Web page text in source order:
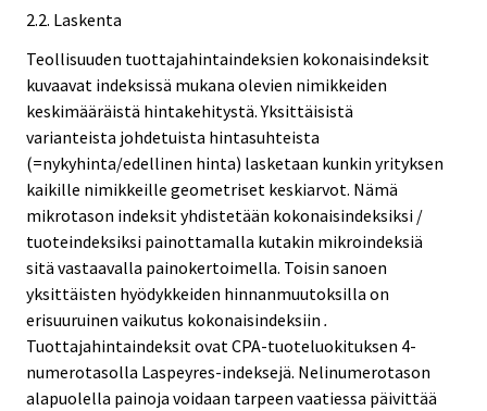
2.2. Laskenta
Teollisuuden tuottajahintaindeksien kokonaisindeksit
kuvaavat indeksissä mukana olevien nimikkeiden
keskimääräistä hintakehitystä. Yksittäisistä
varianteista johdetuista hintasuhteista
(=nykyhinta/edellinen hinta) lasketaan kunkin yrityksen
kaikille nimikkeille geometriset keskiarvot. Nämä
mikrotason indeksit yhdistetään kokonaisindeksiksi /
tuoteindeksiksi painottamalla kutakin mikroindeksiä
sitä vastaavalla painokertoimella. Toisin sanoen
yksittäisten hyödykkeiden hinnanmuutoksilla on
erisuuruinen vaikutus kokonaisindeksiin .
Tuottajahintaindeksit ovat CPA-tuoteluokituksen 4-
numerotasolla Laspeyres-indeksejä. Nelinumerotason
alapuolella painoja voidaan tarpeen vaatiessa päivittää